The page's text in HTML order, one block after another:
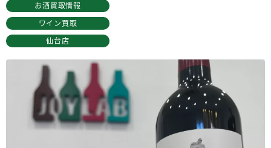
お酒買取情報
ワイン買取
仙台店